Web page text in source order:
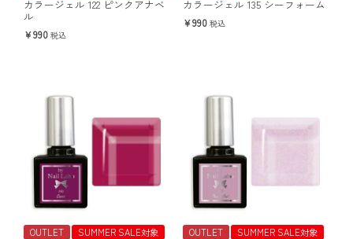
カラージェル 122 ピンクアナベ
ル
990 税込
カラージェル 135 シーフォーム
990 税込
OUTLET SUMMER SALE対象 OUTLET SUMMER SALE対象